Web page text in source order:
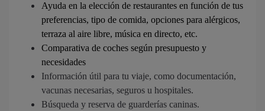
Ayuda en la elección de restaurantes en función de tus
preferencias, tipo de comida, opciones para alérgicos,
terraza al aire libre, música en directo, etc.
Comparativa de coches según presupuesto y
necesidades
Información útil para tu viaje, como documentación,
vacunas necesarias, seguros u hospitales.
Búsqueda y reserva de guarderías caninas.